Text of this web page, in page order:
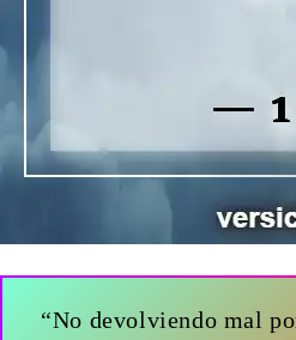
“No devolviendo mal